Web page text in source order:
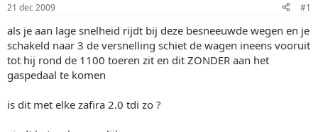
a
r
t
e
r
u
m
21 dec 2009 #1
als je aan lage snelheid rijdt bij deze besneeuwde wegen en je
schakeld naar 3 de versnelling schiet de wagen ineens vooruit
tot hij rond de 1100 toeren zit en dit ZONDER aan het
gaspedaal te komen
is dit met elke zafira 2.0 tdi zo ?